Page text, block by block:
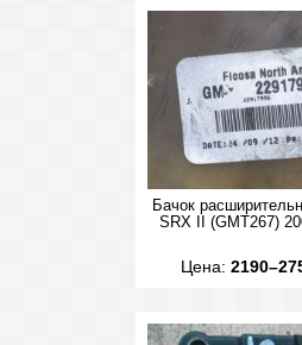
Бачок
SRX II (GMT267)
Цена: